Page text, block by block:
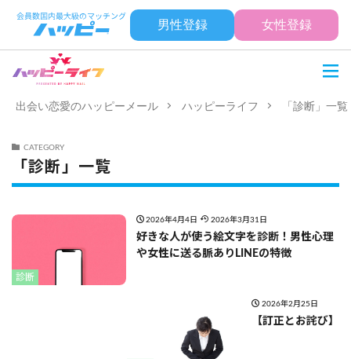
男性登録 女性登録
出会い恋愛のハッピーメール ハッピーライフ 「診断」一覧
CATEGORY
「診断」一覧
診断
2026年4月4日 2026年3月31日
好きな人が使う絵文字を診断！男性心理
や女性に送る脈ありLINEの特徴
2026年2月25日
【訂正とお詫び】